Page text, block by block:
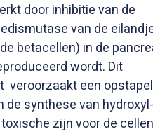
door inhibitie van de
van de
betacellen) in de
wordt. Dit
veroorzaakt een
de synthese van hydroxyl-
zijn voor de